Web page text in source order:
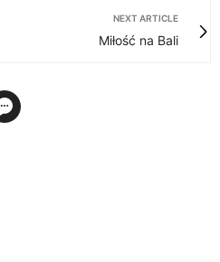
NEXT ARTICLE
Miłość na Bali